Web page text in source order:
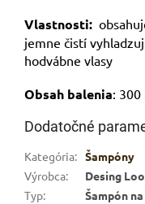
Vlastnosti:
jemne čistí
hodvábne vlasy
Obsah balenia: 300
Dodatočné
Kategória: Šampóny
Výrobca:
Desing
Typ: Šampón